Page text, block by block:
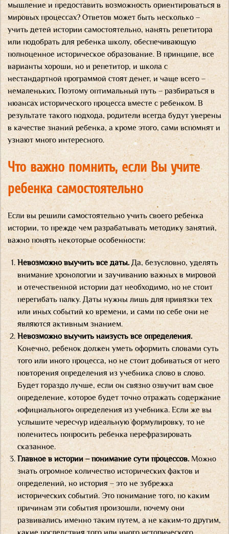
мышление и предоставить возможность ориентироваться в
мировых процессах? Ответов может быть несколько –
учить детей истории самостоятельно, нанять репетитора
или подобрать для ребенка школу, обеспечивающую
полноценное историческое образование. В принципе, все
варианты хороши, но и репетитор, и школа с
нестандартной программой стоят денег, и чаще всего –
немаленьких. Поэтому оптимальный путь – разбираться в
нюансах исторического процесса вместе с ребенком. В
результате такого подхода, родители всегда будут уверены
в качестве знаний ребенка, а кроме этого, сами вспомнят и
узнают много интересного.
Что важно помнить, если Вы учите
ребенка самостоятельно
Если вы решили самостоятельно учить своего ребенка
истории, то прежде чем разрабатывать методику занятий,
важно понять некоторые особенности:
Невозможно выучить все даты. Да, безусловно, уделять
внимание хронологии и заучиванию важных в мировой
и отечественной истории дат необходимо, но не стоит
перегибать палку. Даты нужны лишь для привязки тех
или иных событий ко времени, и сами по себе они не
являются активным знанием.
Невозможно выучить наизусть все определения.
Конечно, ребенок должен уметь оформить словами суть
того или иного процесса, но не стоит добиваться от него
повторения определения из учебника слово в слово.
Будет гораздо лучше, если он связно озвучит вам свое
определение, которое будет точно отражать содержание
«официального» определения из учебника. Если же вы
услышите чересчур идеальную формулировку, то не
поленитесь попросить ребенка перефразировать
сказанное.
Главное в истории – понимание сути процессов.Можно
знать огромное количество исторических фактов и
определений, но история – это не зубрежка
исторических событий. Это понимание того, по каким
причинам эти события произошли, почему они
развивались именно таким путем, а не каким-то другим,